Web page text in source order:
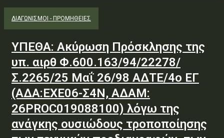
ΔΙΑΓΩΝΙΣΜΟΊ - ΠΡΟΜΉΘΕΙΕΣ
ΥΠΕΘΑ: Ακύρωση Πρόσκλησης της
υπ. αιρθ Φ.600.163/94/22278/
Σ.2265/25 Μαΐ 26/98 ΑΔΤΕ/4ο ΕΓ
(ΑΔΑ:ΕΧΕ06-Σ4Ν, ΑΔΑΜ:
26PROC019088100) λόγω της
ανάγκης ουσιώδους τροποποίησης